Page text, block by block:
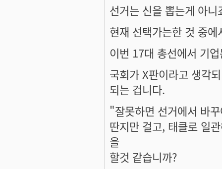
선거는 신을 뽑는게 아니
현재 선택가는한 것 중
이번 17대 총선에서 기
국회가 X판이라고 생각
되는 겁니다.
"잘못하면 선거에서 바
딴지만 걸고, 태클로 일
을
할것 같습니까?